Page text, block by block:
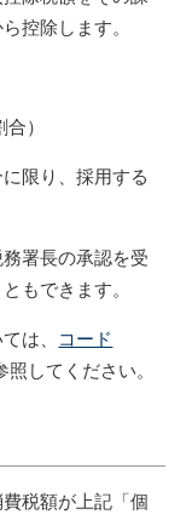
控除します。
）
限り、採用する
署長の承認を受
もできます。
は、 コード
照してください。
税額が上記「個